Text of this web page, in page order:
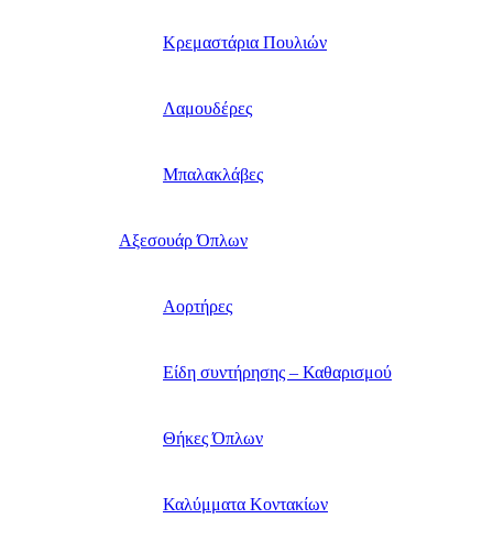
Κρεμαστάρια Πουλιών
Λαμουδέρες
Μπαλακλάβες
Αξεσουάρ Όπλων
Αορτήρες
Είδη συντήρησης – Καθαρισμού
Θήκες Όπλων
Καλύμματα Κοντακίων